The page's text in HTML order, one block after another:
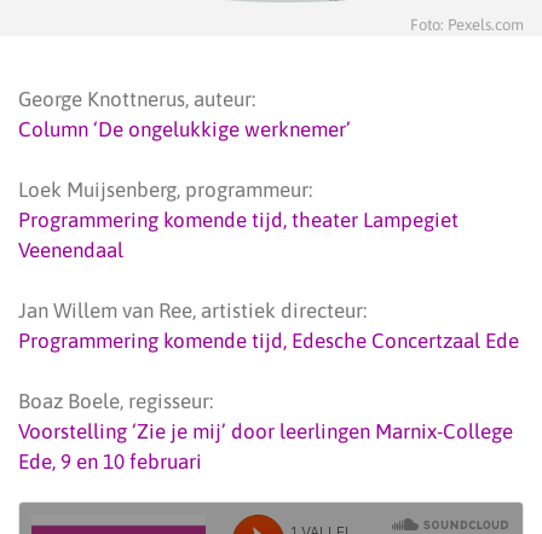
Foto: Pexels.com
George Knottnerus, auteur:
Column ‘De ongelukkige werknemer’
Loek Muijsenberg, programmeur:
Programmering komende tijd, theater Lampegiet
Veenendaal
Jan Willem van Ree, artistiek directeur:
Programmering komende tijd, Edesche Concertzaal Ede
Boaz Boele, regisseur:
Voorstelling ‘Zie je mij’ door leerlingen Marnix-College
Ede, 9 en 10 februari